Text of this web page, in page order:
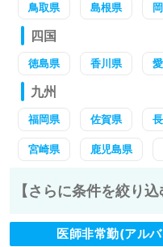
鳥取県 島根県
四国
徳島県 香川県
九州
福岡県 佐賀県
宮崎県 鹿児島県
【さらに条件を絞り込
医師非常勤(アル